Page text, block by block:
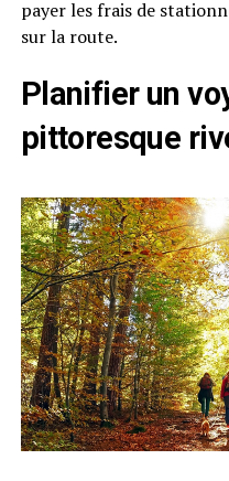
payer les frais de
sur la route.
Planifier un
pittoresque